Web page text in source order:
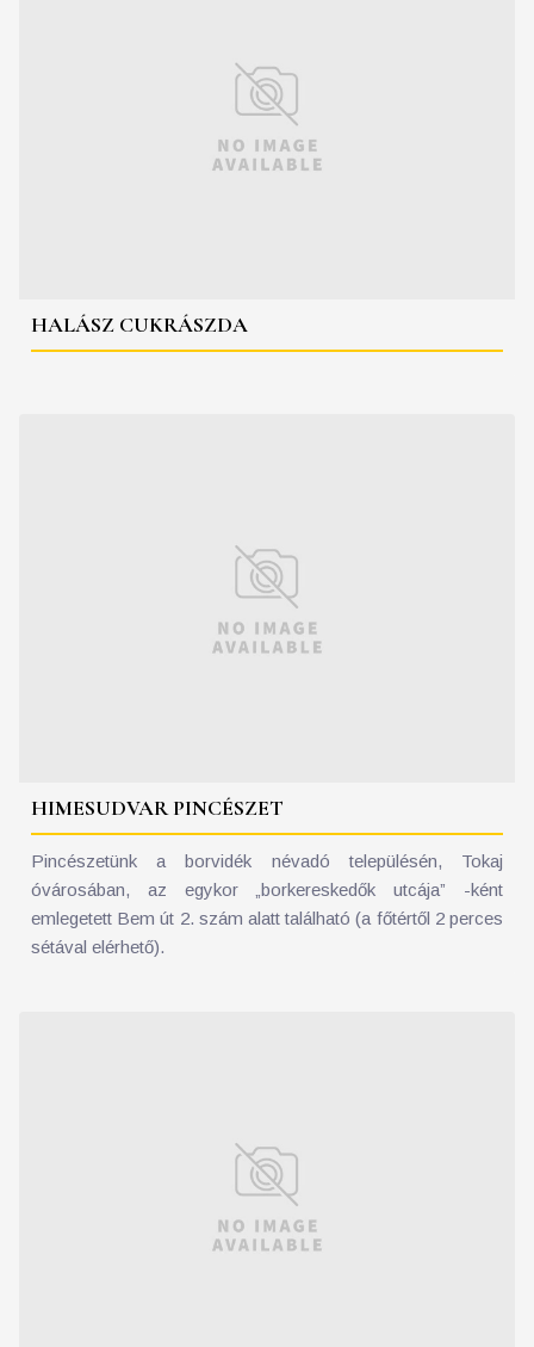
HALÁSZ CUKRÁSZDA
HIMESUDVAR PINCÉSZET
Pincészetünk a borvidék névadó településén, Tokaj
óvárosában, az egykor „borkereskedők utcája” -ként
emlegetett Bem út 2. szám alatt található (a főtértől 2 perces
sétával elérhető).